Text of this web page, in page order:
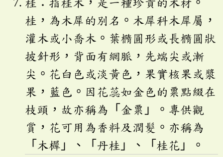
桂，為木犀的別名。木犀科木犀屬，
灌木或小喬木。葉橢圓形或長橢圓狀
披針形，背面有網脈，先端尖或漸
尖。花白色或淡黃色，果實核果或漿
果，藍色。因花蕊如金色的粟點綴在
枝頭，故亦稱為「金粟」。專供觀
賞，花可用為香料及潤髮。亦稱為
「木樨」、「丹桂」、「桂花」。